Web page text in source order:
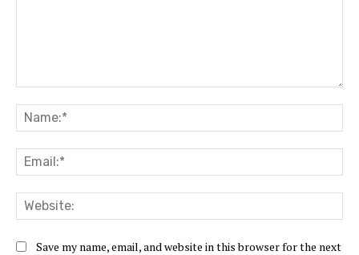
Save my name, email, and website in this browser for the next